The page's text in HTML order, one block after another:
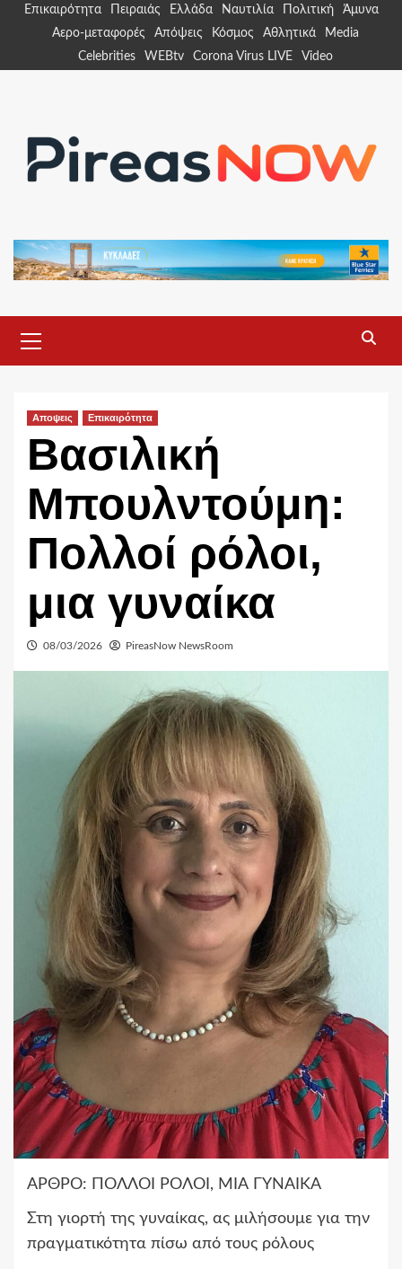
Επικαιρότητα Πειραιάς Ελλάδα Ναυτιλία Πολιτική
Άμυνα
Αερο-μεταφορές
Απόψεις Κόσμος Αθλητικά
Media
Celebrities
WEBtv Corona Virus LIVE Video
Menu
Αποψεις Επικαιρότητα
Βασιλική
Μπουλντούμη:
Πολλοί ρόλοι,
μια γυναίκα
08/03/2026 PireasNow NewsRoom
ΑΡΘΡΟ: ΠΟΛΛΟΙ ΡΟΛΟΙ, ΜΙΑ ΓΥΝΑΙΚΑ
Στη γιορτή της γυναίκας, ας μιλήσουμε για την
πραγματικότητα πίσω από τους ρόλους